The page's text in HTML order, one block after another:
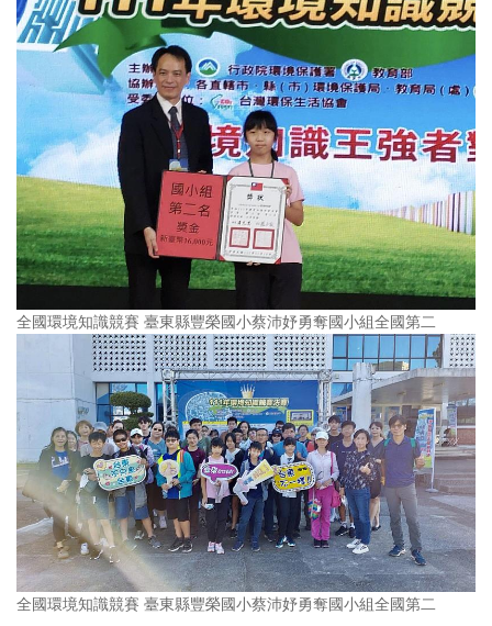
全國環境知識競賽 臺東縣豐榮國小蔡沛妤勇奪國小組全國第二
全國環境知識競賽 臺東縣豐榮國小蔡沛妤勇奪國小組全國第二